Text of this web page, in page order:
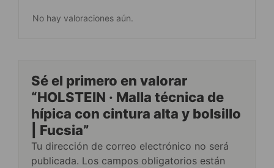
No hay valoraciones aún.
Sé el primero en valorar
“HOLSTEIN · Malla técnica de
hípica con cintura alta y bolsillo
| Fucsia”
Tu dirección de correo electrónico no será
publicada. Los campos obligatorios están